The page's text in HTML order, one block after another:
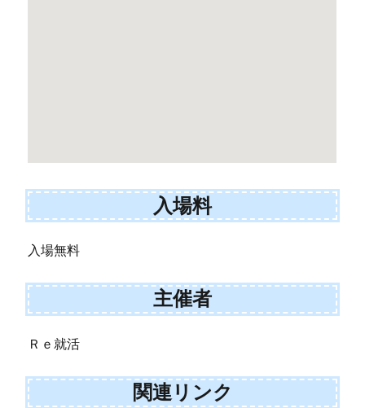
入場料
入場無料
主催者
Ｒｅ就活
関連リンク